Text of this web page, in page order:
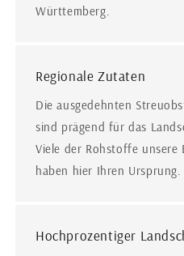
Württemberg.
Regionale Zutaten
Die ausgedehnten
sind prägend für das
Viele der Rohstoffe unsere
haben hier Ihren Ursprung.
Hochprozentiger